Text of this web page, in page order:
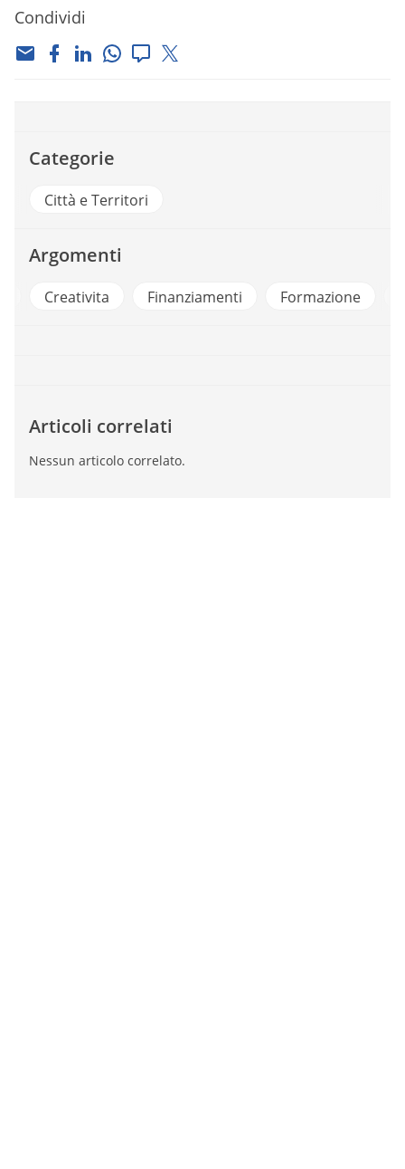
Condividi
Categorie
Città e Territori
Argomenti
Creativita Finanziamenti Formazione
Articoli correlati
Nessun articolo correlato.